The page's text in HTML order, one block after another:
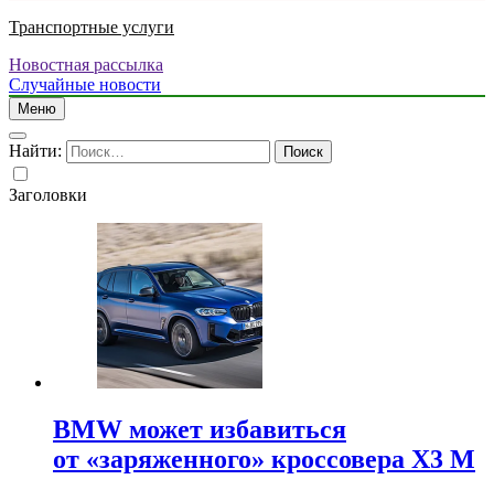
Транспортные услуги
Новостная рассылка
Случайные новости
Меню
Найти:
Заголовки
BMW может избавиться
от «заряженного» кроссовера X3 M